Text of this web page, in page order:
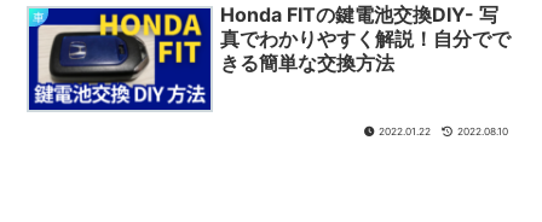
車
Honda FITの鍵電池交換DIY- 写
真でわかりやすく解説！自分でで
きる簡単な交換方法
2022.01.22 2022.08.10